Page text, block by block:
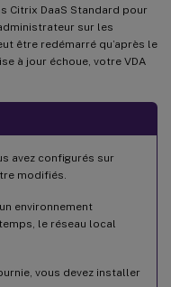
Citrix DaaS Standard pour
sur les
être redémarré qu’après le
à jour échoue, votre VDA
avez configurés sur
modifiés.
environnement
le réseau local
vous devez installer